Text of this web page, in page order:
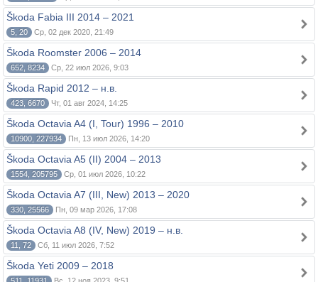
Škoda Fabia III 2014 – 2021
5, 20 Ср, 02 дек 2020, 21:49
Škoda Roomster 2006 – 2014
652, 8234 Ср, 22 июл 2026, 9:03
Škoda Rapid 2012 – н.в.
423, 6670 Чт, 01 авг 2024, 14:25
Škoda Octavia A4 (I, Tour) 1996 – 2010
10900, 227934 Пн, 13 июл 2026, 14:20
Škoda Octavia A5 (II) 2004 – 2013
1554, 205795 Ср, 01 июл 2026, 10:22
Škoda Octavia A7 (III, New) 2013 – 2020
330, 25566 Пн, 09 мар 2026, 17:08
Škoda Octavia A8 (IV, New) 2019 – н.в.
11, 72 Сб, 11 июл 2026, 7:52
Škoda Yeti 2009 – 2018